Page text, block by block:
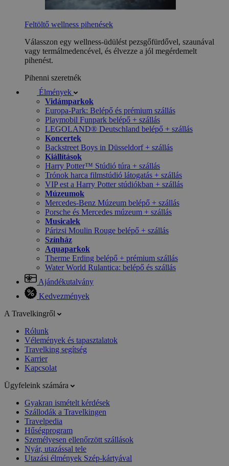
Feltöltő wellness pihenések
Válasszon egy wellness-üdülést pezsgőfürdővel, szaunával
vagy termálmedencével, és élvezze a jól megérdemelt
pihenést.
Pihenni szeretnék
Élmények
Vidámparkok
Europa-Park: Belépő és prémium szállás
Playmobil Funpark belépő + szállás
LEGOLAND® Deutschland belépő + szállás
Koncertek
Backstreet Boys in Düsseldorf + szállás
Kiállítások
Harry Potter™ Stúdió túra + szállás
Trónok harca filmstúdió látogatás + szállás
VIP est a Harry Potter stúdiókban + szállás
Múzeumok
Mercedes-Benz Múzeum belépő + szállás
Porsche és Mercedes múzeum + szállás
Musicalek
Párizsi Moulin Rouge belépő + szállás
Színház
Aquaparkok
Therme Erding belépő + prémium szállás
Water World Rulantica: belépő és szállás
Ajándékutalvány
Kedvezmények
A Travelkingről
Rólunk
Vélemények és tapasztalatok
Travelking segítség
Karrier
Kapcsolat
Ügyfeleink számára
Gyakran ismételt kérdések
Szállodák a Travelkingen
Travelpedia
Hűségprogram
Személyesen ellenőrzött szállások
Nyár, utazással tele
Utazási élmények Szép-kártyával